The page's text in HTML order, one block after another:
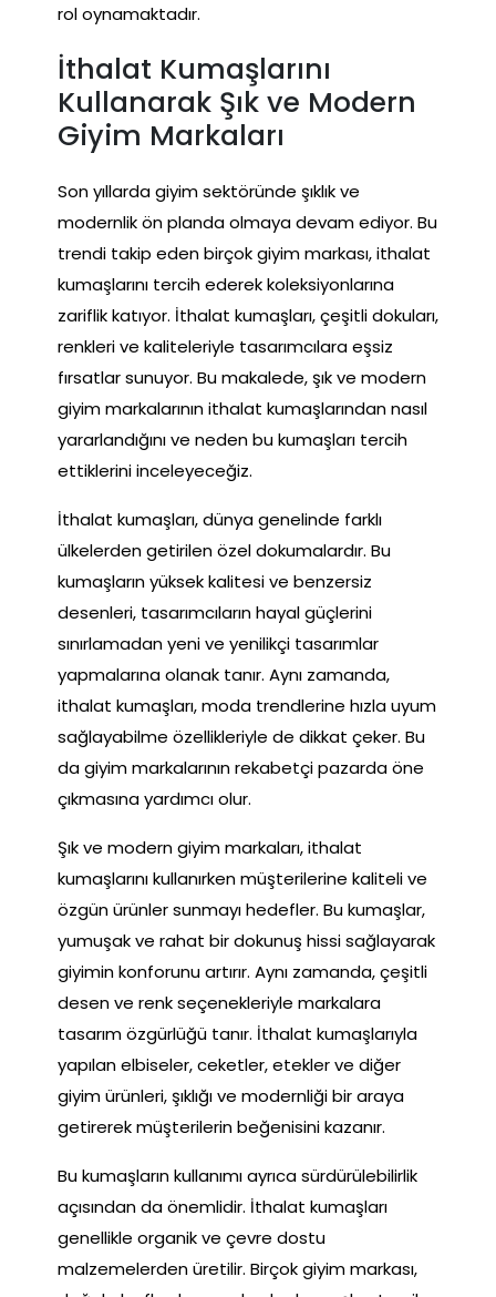
rol oynamaktadır.
İthalat Kumaşlarını
Kullanarak Şık ve Modern
Giyim Markaları
Son yıllarda giyim sektöründe şıklık ve
modernlik ön planda olmaya devam ediyor. Bu
trendi takip eden birçok giyim markası, ithalat
kumaşlarını tercih ederek koleksiyonlarına
zariflik katıyor. İthalat kumaşları, çeşitli dokuları,
renkleri ve kaliteleriyle tasarımcılara eşsiz
fırsatlar sunuyor. Bu makalede, şık ve modern
giyim markalarının ithalat kumaşlarından nasıl
yararlandığını ve neden bu kumaşları tercih
ettiklerini inceleyeceğiz.
İthalat kumaşları, dünya genelinde farklı
ülkelerden getirilen özel dokumalardır. Bu
kumaşların yüksek kalitesi ve benzersiz
desenleri, tasarımcıların hayal güçlerini
sınırlamadan yeni ve yenilikçi tasarımlar
yapmalarına olanak tanır. Aynı zamanda,
ithalat kumaşları, moda trendlerine hızla uyum
sağlayabilme özellikleriyle de dikkat çeker. Bu
da giyim markalarının rekabetçi pazarda öne
çıkmasına yardımcı olur.
Şık ve modern giyim markaları, ithalat
kumaşlarını kullanırken müşterilerine kaliteli ve
özgün ürünler sunmayı hedefler. Bu kumaşlar,
yumuşak ve rahat bir dokunuş hissi sağlayarak
giyimin konforunu artırır. Aynı zamanda, çeşitli
desen ve renk seçenekleriyle markalara
tasarım özgürlüğü tanır. İthalat kumaşlarıyla
yapılan elbiseler, ceketler, etekler ve diğer
giyim ürünleri, şıklığı ve modernliği bir araya
getirerek müşterilerin beğenisini kazanır.
Bu kumaşların kullanımı ayrıca sürdürülebilirlik
açısından da önemlidir. İthalat kumaşları
genellikle organik ve çevre dostu
malzemelerden üretilir. Birçok giyim markası,